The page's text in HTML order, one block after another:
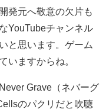
発元へ敬意の欠片も
YouTubeチャンネル
と思います。ゲーム
いますからね。
Grave（ネバーグ
のパクリだと吹聴